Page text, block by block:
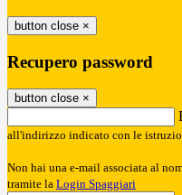
button close ×
Recupero password
button close ×
all'indirizzo indicato con le
Non hai una e-mail associata al
tramite la Login Spaggiari